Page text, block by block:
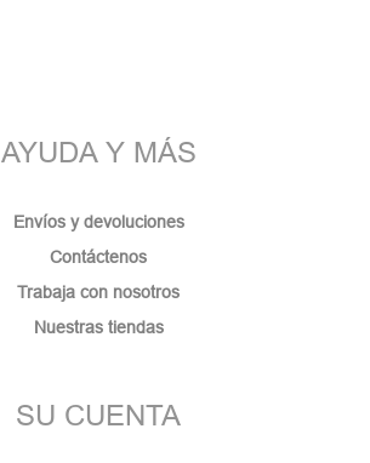
AYUDA Y MÁS
Envíos y devoluciones
Contáctenos
Trabaja con nosotros
Nuestras tiendas
SU CUENTA